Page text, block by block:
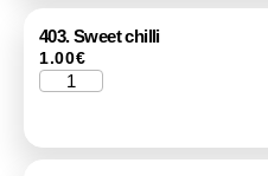
403. Sweet chilli
1.00€